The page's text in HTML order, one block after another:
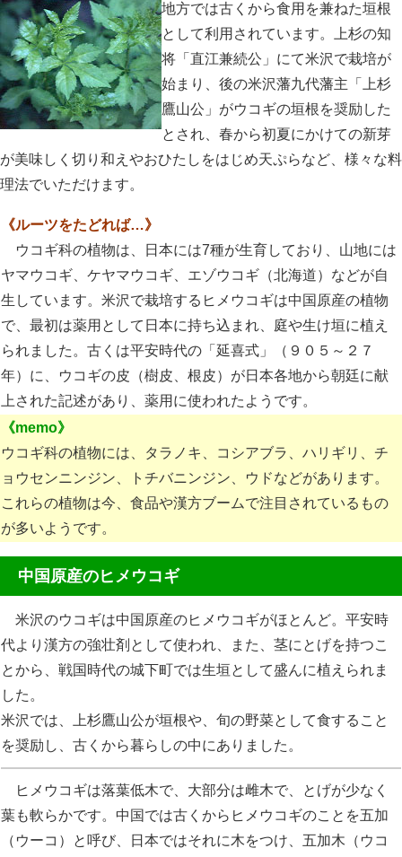
地方では古くから食用を兼ねた垣根
として利用されています。上杉の知
将「直江兼続公」にて米沢で栽培が
始まり、後の米沢藩九代藩主「上杉
鷹山公」がウコギの垣根を奨励した
とされ、春から初夏にかけての新芽
が美味しく切り和えやおひたしをはじめ天ぷらなど、様々な料
理法でいただけます。
《ルーツをたどれば…》
ウコギ科の植物は、日本には7種が生育しており、山地には
ヤマウコギ、ケヤマウコギ、エゾウコギ（北海道）などが自
生しています。米沢で栽培するヒメウコギは中国原産の植物
で、最初は薬用として日本に持ち込まれ、庭や生け垣に植え
られました。古くは平安時代の「延喜式」（９０５～２７
年）に、ウコギの皮（樹皮、根皮）が日本各地から朝廷に献
上された記述があり、薬用に使われたようです。
《memo》
ウコギ科の植物には、タラノキ、コシアブラ、ハリギリ、チ
ョウセンニンジン、トチバニンジン、ウドなどがあります。
これらの植物は今、食品や漢方ブームで注目されているもの
が多いようです。
中国原産のヒメウコギ
米沢のウコギは中国原産のヒメウコギがほとんど。平安時
代より漢方の強壮剤として使われ、また、茎にとげを持つこ
とから、戦国時代の城下町では生垣として盛んに植えられま
した。
米沢では、上杉鷹山公が垣根や、旬の野菜として食すること
を奨励し、古くから暮らしの中にありました。
ヒメウコギは落葉低木で、大部分は雌木で、とげが少なく
葉も軟らかです。中国では古くからヒメウコギのことを五加
（ウーコ）と呼び、日本ではそれに木をつけ、五加木（ウコ